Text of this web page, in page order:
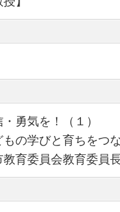
勇気を！（１）
の学びと育ちをつ
教育委員会教育委員